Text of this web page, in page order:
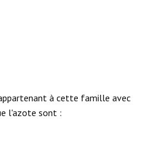
à cette famille avec
l'azote sont :